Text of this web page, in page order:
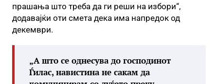
прашања што треба да ги реши на избори“,
додавајќи оти смета дека има напредок од
декември.
„А што се однесува до господинот
Ѓилас, навистина не сакам да